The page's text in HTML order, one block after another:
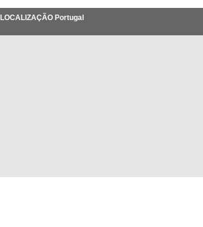
LOCALIZAÇÃO Portugal